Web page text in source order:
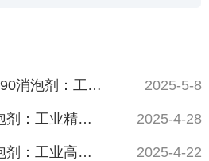
道康宁DOWSIL™8590消泡剂：工业高效... 2025-5-8
道康宁AFE-7620消泡剂：工业精密制造的... 2025-4-28
道康宁AFE-0020消泡剂：工业高能场景的... 2025-4-22